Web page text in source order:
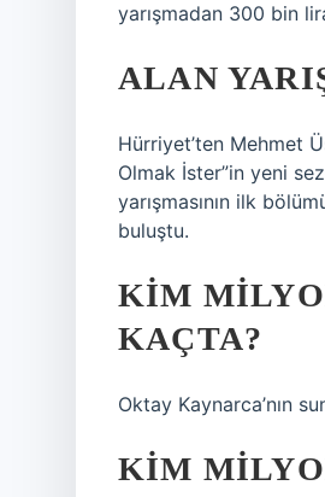
yarışmadan 300 bin
ALAN
Hürriyet’ten Mehmet
Olmak İster”in yeni
yarışmasının ilk
buluştu.
KIM
KAÇTA?
Oktay Kaynarca’nın
KIM